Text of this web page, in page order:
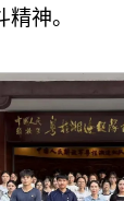
神。